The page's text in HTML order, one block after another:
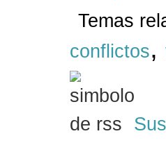
Temas
conflictos,